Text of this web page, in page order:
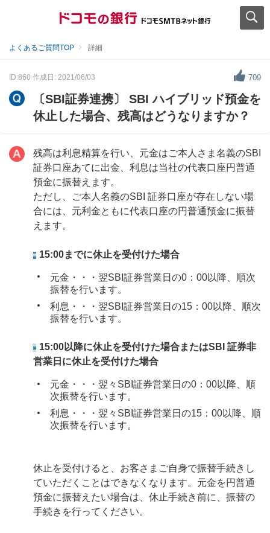
よくあるご質問TOP 詳細
ID:860 作成日: 2021/06/03 709
〔SBI証券連携〕 SBI ハイブリッド預金を
休止した場合、残高はどうなりますか？
残高は利息精算を行い、元金はご本人さま名義のSBI
証券口座あてに出金、利息は当社の代表口座円普通
預金に振替えます。
ただし、ご本人名義のSBI 証券口座が存在しない場
合には、元利金ともに代表口座の円普通預金に振替
えます。
15:00までに休止を受付けた場合
元金・・・翌SBI証券営業日の0：00以降、順次
振替を行います。
利息・・・翌SBI証券営業日の15：00以降、順次
振替を行います。
15:00以降に休止を受付けた場合またはSBI 証券非
営業日に休止を受付けた場合
元金・・・翌々SBI証券営業日の0：00以降、順
次振替を行います。
利息・・・翌々SBI証券営業日の15：00以降、順
次振替を行います。
休止を受付けると、お客さまご自身で振替手続きし
ていただくことはできなくなります。元金を円普通
預金に振替えたい場合は、休止手続き前に、振替の
手続きを行ってください。